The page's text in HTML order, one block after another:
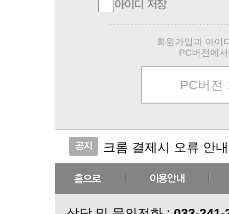
회원가입과 아이
PC버전에
PC버전
크롬 결제시 오류 안내
실크크리스탈 코스메
(비밀번호 분실 안내)
(주문취소 안내)
실크 단백질 마스크